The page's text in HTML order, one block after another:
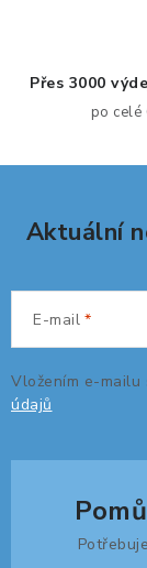
i
u
Přes 3000
po celé
Aktuální
E-mail
Vložením e-mailu
údajů